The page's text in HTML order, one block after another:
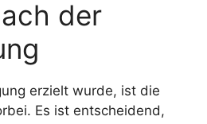
der
erzielt wurde, ist die
Es ist entscheidend,